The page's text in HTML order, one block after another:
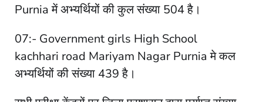
Purnia में अभ्यर्थियों की कुल संख्या 504 है।
07:- Government girls High School
kachhari road Mariyam Nagar Purnia मे कल
अभ्यर्थियों की संख्या 439 है।